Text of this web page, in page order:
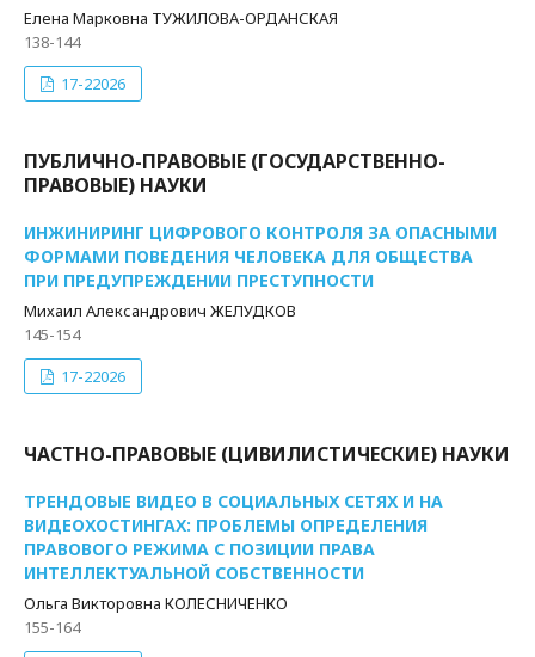
Елена Марковна ТУЖИЛОВА-ОРДАНСКАЯ
138-144
17-22026
ПУБЛИЧНО-ПРАВОВЫЕ (ГОСУДАРСТВЕННО-
ПРАВОВЫЕ) НАУКИ
ИНЖИНИРИНГ ЦИФРОВОГО КОНТРОЛЯ ЗА ОПАСНЫМИ
ФОРМАМИ ПОВЕДЕНИЯ ЧЕЛОВЕКА ДЛЯ ОБЩЕСТВА
ПРИ ПРЕДУПРЕЖДЕНИИ ПРЕСТУПНОСТИ
Михаил Александрович ЖЕЛУДКОВ
145-154
17-22026
ЧАСТНО-ПРАВОВЫЕ (ЦИВИЛИСТИЧЕСКИЕ) НАУКИ
ТРЕНДОВЫЕ ВИДЕО В СОЦИАЛЬНЫХ СЕТЯХ И НА
ВИДЕОХОСТИНГАХ: ПРОБЛЕМЫ ОПРЕДЕЛЕНИЯ
ПРАВОВОГО РЕЖИМА С ПОЗИЦИИ ПРАВА
ИНТЕЛЛЕКТУАЛЬНОЙ СОБСТВЕННОСТИ
Ольга Викторовна КОЛЕСНИЧЕНКО
155-164